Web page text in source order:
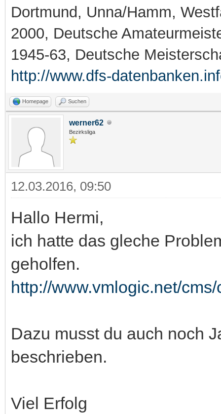
Dortmund, Unna/Hamm,
2000, Deutsche
1945-63, Deutsche
http://www.dfs-
Homepage Suchen
werner62
Bezirksliga
12.03.2016, 09:50
Hallo Hermi,
ich hatte das gleche
geholfen.
http://www.vmlogic.net/
Dazu musst du auch noch
beschrieben.
Viel Erfolg